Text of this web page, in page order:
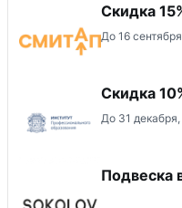
Скидка
До 16
Скидка
До 31
Подвеска